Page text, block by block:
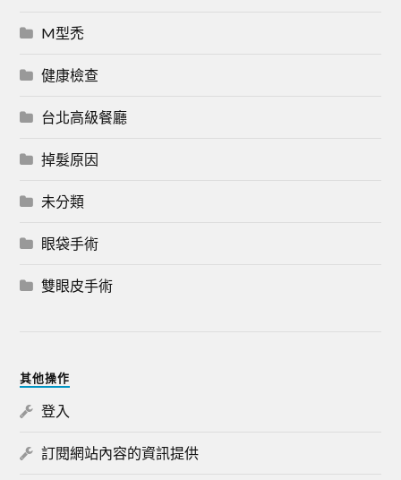
M型禿
健康檢查
台北高級餐廳
掉髮原因
未分類
眼袋手術
雙眼皮手術
其他操作
登入
訂閱網站內容的資訊提供